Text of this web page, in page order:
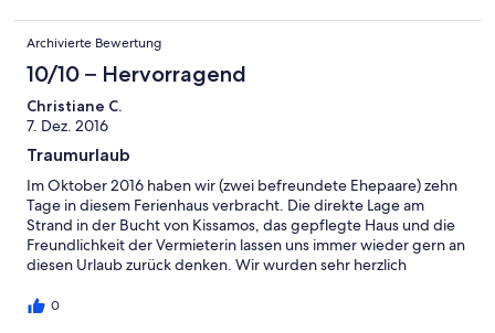
Lokale und morgens kommt immer der freundliche Bäcker
Nikolaos und bringt die Brötchen vor die Tür. Alle weiteren
Informationen konnten wir von unserer stets freundlichen und
hilfsbereiten Vermieterin Ria erfragen. Es war einer unserer
schönsten Urlaube - absolute Empfehlung!
Archivierte Bewertung
10/10 – Hervorragend
Christiane C.
7. Dez. 2016
Traumurlaub
Im Oktober 2016 haben wir (zwei befreundete Ehepaare) zehn
Tage in diesem Ferienhaus verbracht. Die direkte Lage am
Strand in der Bucht von Kissamos, das gepflegte Haus und die
Freundlichkeit der Vermieterin lassen uns immer wieder gern an
diesen Urlaub zurück denken. Wir wurden sehr herzlich
Lebensmittel, eine Flasche von ihrem unübertrefflichen Olivenöl
0